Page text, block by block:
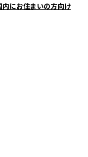
内にお住まいの方向け